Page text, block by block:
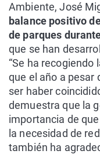
Ambiente, José
balance positivo
de parques
que se han
“Se ha
que el año a pesar
ser haber
demuestra que la
importancia de
la necesidad de
también ha